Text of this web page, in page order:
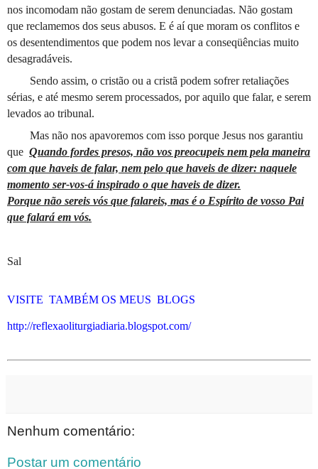
nos incomodam não gostam de serem denunciadas. Não gostam
que reclamemos dos seus abusos. E é aí que moram os conflitos e
os desentendimentos que podem nos levar a conseqüências muito
desagradáveis.
Sendo assim, o cristão ou a cristã podem sofrer retaliações
sérias, e até mesmo serem processados, por aquilo que falar, e serem
levados ao tribunal.
Mas não nos apavoremos com isso porque Jesus nos garantiu
que Quando fordes presos, não vos preocupeis nem pela maneira
com que haveis de falar, nem pelo que haveis de dizer: naquele
momento ser-vos-á inspirado o que haveis de dizer.
Porque não sereis vós que falareis, mas é o Espírito de vosso Pai
que falará em vós.
Sal
VISITE TAMBÉM OS MEUS BLOGS
http://reflexaoliturgiadiaria.blogspot.com/
Nenhum comentário:
Postar um comentário